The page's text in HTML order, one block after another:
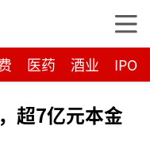
医药 酒业 IPO
超7亿元本金